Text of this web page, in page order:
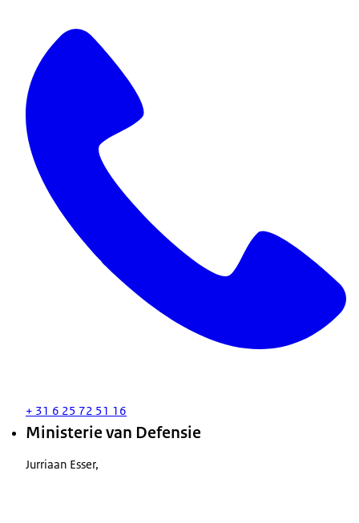
+ 31 6 25 72 51 16
Ministerie van Defensie
Jurriaan Esser,